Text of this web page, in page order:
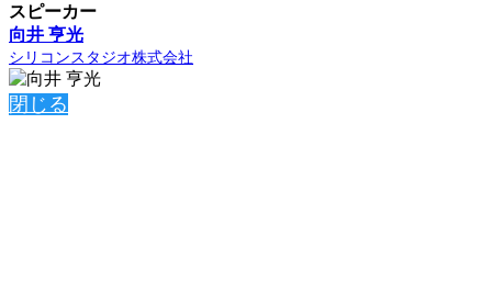
スピーカー
向井 亨光
シリコンスタジオ株式会社
閉じる